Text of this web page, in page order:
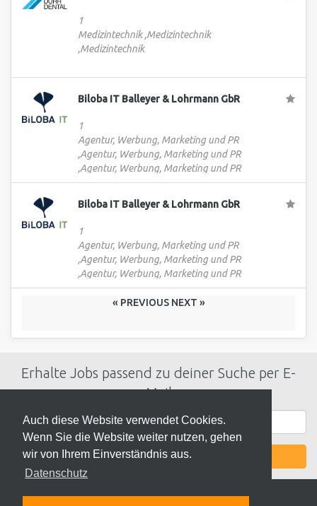
Auch diese Website verwendet Cookies.
Wenn Sie die Website weiter nutzen, gehen
wir von Ihrem Einverständnis aus.
Datenschutz
1
Medizintechnik ,Medizintechnik
,Medizintechnik
Biloba IT Balleyer & Lohrmann GbR
1
Agentur, Werbung, Marketing und PR
,Agentur, Werbung, Marketing und PR
,Agentur, Werbung, Marketing und PR
Biloba IT Balleyer & Lohrmann GbR
1
Agentur, Werbung, Marketing und PR
,Agentur, Werbung, Marketing und PR
,Agentur, Werbung, Marketing und PR
« PREVIOUS NEXT »
Erhalte Jobs passend zu deiner Suche per E-
Mail
JETZT AKTIVIEREN